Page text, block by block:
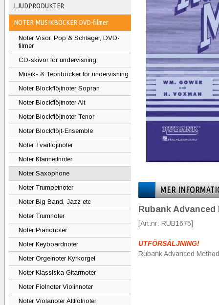
LJUDPRODUKTER
NOTER MUSIKBÖCKER DVD-filmer
Noter Visor, Pop & Schlager, DVD-
filmer
CD-skivor för undervisning
Musik- & Teoriböcker för undervisning
Noter Blockflöjtnoter Sopran
Noter Blockflöjtnoter Alt
Noter Blockflöjtnoter Tenor
Noter Blockflöjt-Ensemble
Noter Tvärflöjtnoter
Noter Klarinettnoter
Noter Saxophone
Noter Trumpetnoter
Noter Big Band, Jazz etc
Noter Trumnoter
Noter Pianonoter
Noter Keyboardnoter
Noter Orgelnoter Kyrkorgel
Noter Klassiska Gitarrnoter
Noter Fiolnoter Violinnoter
Noter Violanoter Altfiolnoter
MER
Rubank
[Art.nr: RUB1675]
UTFÖRSÄLJNING!
Rubank Advanced